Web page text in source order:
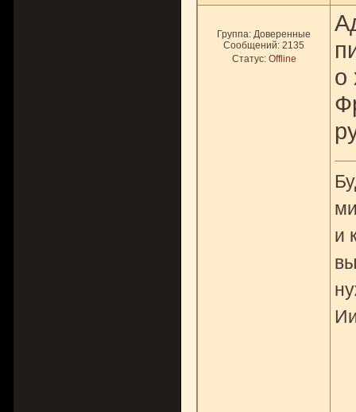
Группа: Доверенные
Сообщений: 2135
Статус: Offline
о
и